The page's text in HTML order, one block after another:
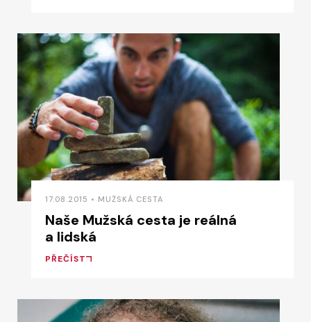
17.08.2015 • MUŽSKÁ CESTA
Naše Mužská cesta je reálná
a lidská
PŘEČÍST